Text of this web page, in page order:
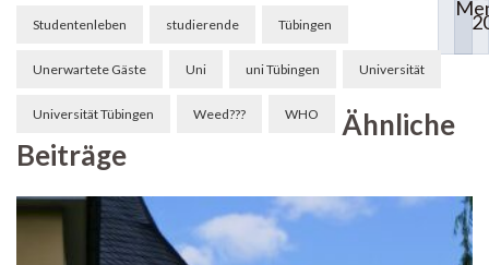
Studentenleben studierende Tübingen
Unerwartete Gäste Uni uni Tübingen Universität
Universität Tübingen Weed??? WHO
Ähnliche
Beiträge